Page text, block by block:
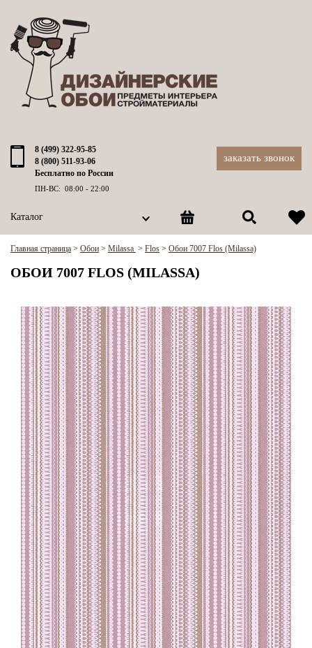
8 (499) 322-95-85
8 (800) 511-93-06
Бесплатно по России
ПН-ВС: 08:00 - 22:00
заказать звонок
Каталог
Главная страница > Обои > Milassa > Flos > Обои 7007 Flos (Milassa)
ОБОИ 7007 FLOS (MILASSA)